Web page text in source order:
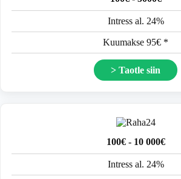
Intress al. 24%
Kuumakse 95€ *
> Taotle siin
100€ - 10 000€
Intress al. 24%